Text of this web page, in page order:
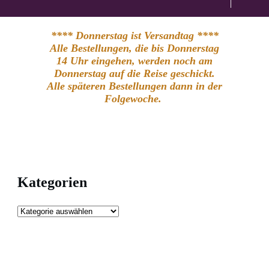
**** Donnerstag ist Versandtag ****
Alle Bestellungen, die bis Donnerstag
14 Uhr eingehen, werden noch am
Donnerstag auf die Reise geschickt.
Alle späteren Bestellungen dann in der
Folgewoche.
Kategorien